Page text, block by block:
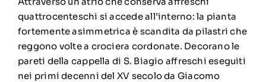
quattrocenteschi si accede all’interno: la pianta
fortemente asimmetrica è scandita da pilastri che
reggono volte a crociera cordonate. Decorano le
pareti della cappella di S. Biagio affreschi eseguiti
nei primi decenni del XV secolo da Giacomo